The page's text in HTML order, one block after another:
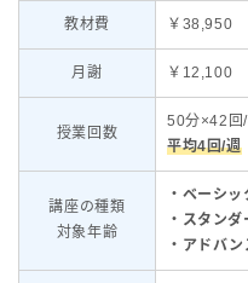
教材費 ￥38,950
月謝 ￥12,100
授業回数
50分×42回
平均4回/週
講座の種類
対象年齢
・ベーシッ
・スタンダ
・アドバン